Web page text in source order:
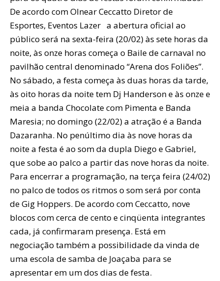
De acordo com Olnear Ceccatto Diretor de
Esportes, Eventos Lazer a abertura oficial ao
público será na sexta-feira (20/02) às sete horas da
noite, às onze horas começa o Baile de carnaval no
pavilhão central denominado “Arena dos Foliões”.
No sábado, a festa começa às duas horas da tarde,
às oito horas da noite tem Dj Handerson e às onze e
meia a banda Chocolate com Pimenta e Banda
Maresia; no domingo (22/02) a atração é a Banda
Dazaranha. No penúltimo dia às nove horas da
noite a festa é ao som da dupla Diego e Gabriel,
que sobe ao palco a partir das nove horas da noite.
Para encerrar a programação, na terça feira (24/02)
no palco de todos os ritmos o som será por conta
de Gig Hoppers. De acordo com Ceccatto, nove
blocos com cerca de cento e cinqüenta integrantes
cada, já confirmaram presença. Está em
negociação também a possibilidade da vinda de
uma escola de samba de Joaçaba para se
apresentar em um dos dias de festa.